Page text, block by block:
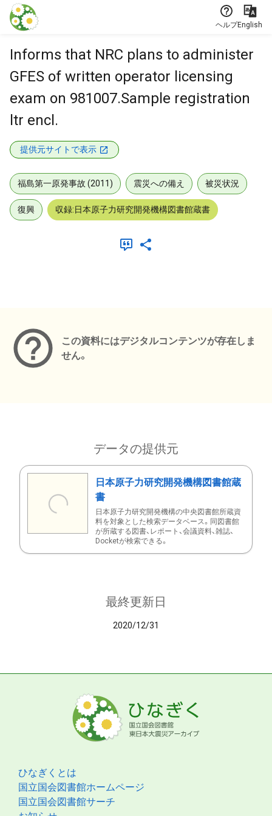
本文に飛ぶ
ヘルプEnglish
Informs that NRC plans to administer
GFES of written operator licensing
exam on 981007.Sample registration
ltr encl.
提供元サイトで表示
福島第一原発事故 (2011) 震災への備え 被災状況
復興 収録:日本原子力研究開発機構図書館蔵書
この資料にはデジタルコンテンツが存在しま
せん。
データの提供元
日本原子力研究開発機構図書館蔵
書
日本原子力研究開発機構の中央図書館所蔵資
料を対象とした検索データベース。同図書館
が所蔵する図書、レポート、会議資料、雑誌、
Docketが検索できる。
最終更新日
2020/12/31
ひなぎくとは
国立国会図書館ホームページ
国立国会図書館サーチ